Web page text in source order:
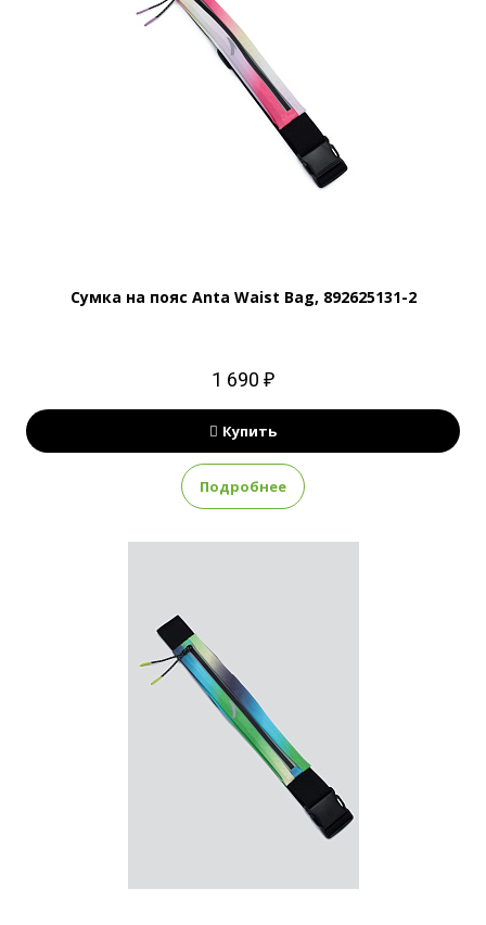
Сумка на пояс Anta Waist Bag, 892625131-2
1 690 ₽
Купить
Подробнее